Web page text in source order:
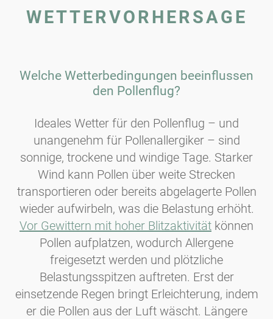
WETTERVORHERSAGE
Welche Wetterbedingungen beeinflussen
den Pollenflug?
Ideales Wetter für den Pollenflug – und
unangenehm für Pollenallergiker – sind
sonnige, trockene und windige Tage. Starker
Wind kann Pollen über weite Strecken
transportieren oder bereits abgelagerte Pollen
wieder aufwirbeln, was die Belastung erhöht.
Vor Gewittern mit hoher Blitzaktivität können
Pollen aufplatzen, wodurch Allergene
freigesetzt werden und plötzliche
Belastungsspitzen auftreten. Erst der
einsetzende Regen bringt Erleichterung, indem
er die Pollen aus der Luft wäscht. Längere